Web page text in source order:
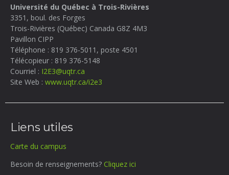
Université du Québec à Trois-Rivières
3351, boul. des Forges
Trois-Rivières (Québec) Canada G8Z 4M3
Pavillon CIPP
Téléphone : 819 376-5011, poste 4501
Télécopieur : 819 376-5148
Courriel : I2E3@uqtr.ca
Site Web : www.uqtr.ca/i2e3
Liens utiles
Carte du campus
Besoin de renseignements? Cliquez ici